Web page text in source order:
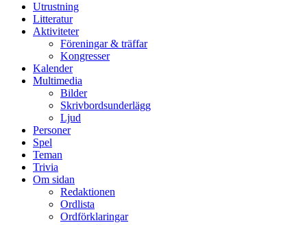
Utrustning
Litteratur
Aktiviteter
Föreningar & träffar
Kongresser
Kalender
Multimedia
Bilder
Skrivbordsunderlägg
Ljud
Personer
Spel
Teman
Trivia
Om sidan
Redaktionen
Ordlista
Ordförklaringar